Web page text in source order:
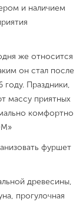
и наличием
же относится
он стал после
Праздники,
массу приятных
комфортно
фуршет
древесины,
прогулочная